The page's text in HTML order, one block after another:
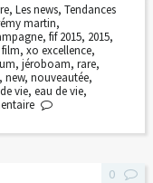
, Les news, Tendances
martin,
, fif 2015, 2015,
film, xo excellence,
, jéroboam, rare,
new, nouveautée,
vie, eau de vie,
0